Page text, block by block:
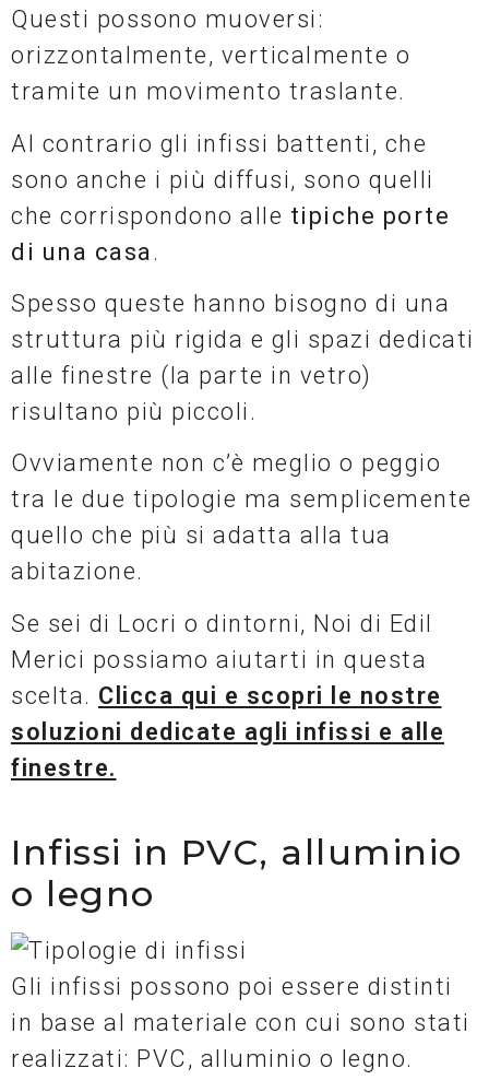
Questi possono muoversi:
orizzontalmente, verticalmente o
tramite un movimento traslante.
Al contrario gli infissi battenti, che
sono anche i più diffusi, sono quelli
che corrispondono alle tipiche porte
di una casa .
Spesso queste hanno bisogno di una
struttura più rigida e gli spazi dedicati
alle finestre (la parte in vetro)
risultano più piccoli.
Ovviamente non c’è meglio o peggio
tra le due tipologie ma semplicemente
quello che più si adatta alla tua
abitazione.
Se sei di Locri o dintorni, Noi di Edil
Merici possiamo aiutarti in questa
scelta. Clicca qui e scopri le nostre
soluzioni dedicate agli infissi e alle
finestre.
Infissi in PVC, alluminio
o legno
Gli infissi possono poi essere distinti
in base al materiale con cui sono stati
realizzati: PVC, alluminio o legno.